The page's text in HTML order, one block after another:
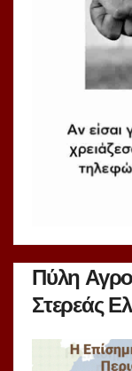
Πύλη
Στερεάς